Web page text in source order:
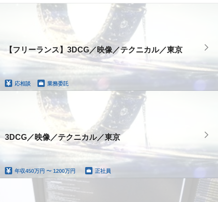
【フリーランス】3DCG／映像／テクニカル／東京
応相談 業務委託
3DCG／映像／テクニカル／東京
年収450万円 〜 1200万円 正社員